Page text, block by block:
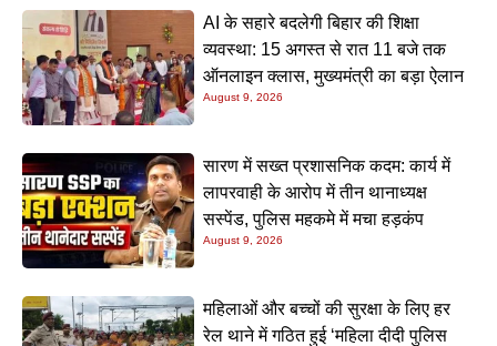
AI के सहारे बदलेगी बिहार की शिक्षा
व्यवस्था: 15 अगस्त से रात 11 बजे तक
ऑनलाइन क्लास, मुख्यमंत्री का बड़ा ऐलान
August 9, 2026
सारण में सख्त प्रशासनिक कदम: कार्य में
लापरवाही के आरोप में तीन थानाध्यक्ष
सस्पेंड, पुलिस महकमे में मचा हड़कंप
August 9, 2026
महिलाओं और बच्चों की सुरक्षा के लिए हर
रेल थाने में गठित हुई ‘महिला दीदी पुलिस